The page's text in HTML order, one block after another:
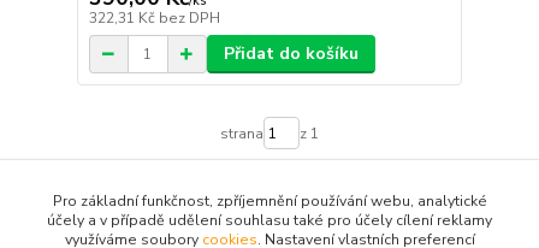
322,31 Kč bez DPH
Přidat do košíku
strana z 1
Pro základní funkčnost, zpříjemnění používání webu, analytické
účely a v případě udělení souhlasu také pro účely cílení reklamy
využíváme soubory cookies. Nastavení vlastních preferencí